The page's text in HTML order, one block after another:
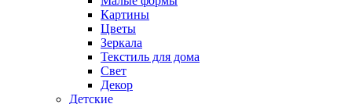
Картины
Цветы
Зеркала
Текстиль для дома
Свет
Декор
Детские